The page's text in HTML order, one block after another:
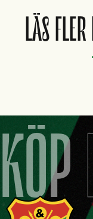
LÄS
KÖP